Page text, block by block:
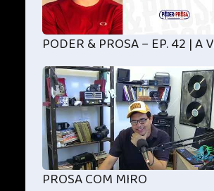
PODER & PROSA – EP. 42 |
PROSA COM MIRO